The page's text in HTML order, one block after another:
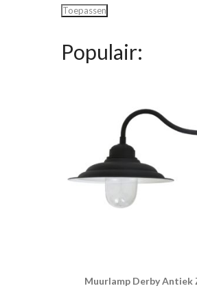
Toepassen
Populair:
Muurlamp Derby Antiek